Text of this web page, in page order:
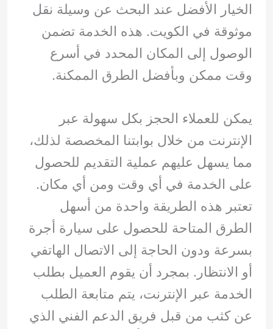
الخيار الأفضل عند البحث عن وسيلة نقل
موثوقة في الكويت. هذه الخدمة تضمن
الوصول إلى المكان المحدد في أسرع
وقت ممكن وبأفضل الطرق الممكنة.
يمكن للعملاء الحجز بكل سهولة عبر
الإنترنت من خلال بوابتنا المخصصة لذلك،
مما يسهل عليهم عملية التقديم للحصول
على الخدمة في أي وقت ومن أي مكان.
تعتبر هذه الطريقة واحدة من أسهل
الطرق المتاحة للحصول على سيارة أجرة
بسرعة ودون الحاجة إلى الاتصال الهاتفي
أو الانتظار. بمجرد أن يقوم العميل بطلب
الخدمة عبر الإنترنت، يتم متابعة الطلب
عن كثب من قبل فريق الدعم الفني الذي